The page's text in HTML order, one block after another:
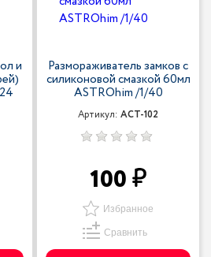
и Размораживатель замков с
силиконовой смазкой 60мл
ASTROhim /1/40
Артикул: ACT-102
100
Избранное
Сравнить